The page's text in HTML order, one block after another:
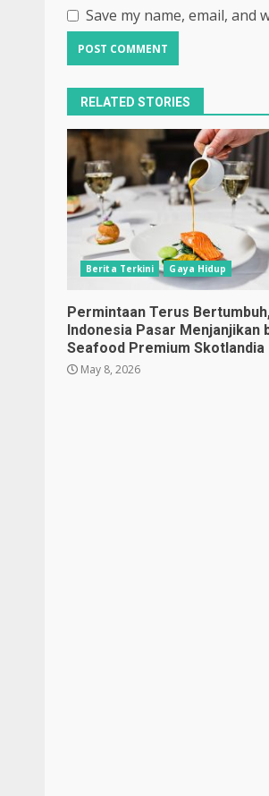
Save my name, email,
RELATED STORIES
Berita Terkini Gaya Hidup
Permintaan Terus
Indonesia Pasar Menjanjikan
Seafood Premium Skotlandia
May 8, 2026